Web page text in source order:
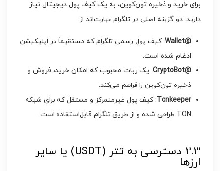
برای خرید و ذخیره تون‌کوین، به یک کیف پول دیجیتال نیاز
دارید. دو گزینه اصلی در تلگرام عبارت‌اند از:
@Wallet
: کیف پول رسمی تلگرام که مستقیماً در اپلیکیشن
ادغام شده است.
@CryptoBot
: یک ربات محبوب که امکان خرید، فروش و
ذخیره تون‌کوین را فراهم می‌کند.
Tonkeeper : کیف پول غیرمتمرکز و مستقل که برای شبکه
TON طراحی شده و از طریق تلگرام قابل‌استفاده است.
2.3 دسترسی به تتر (USDT) یا سایر
ارزها